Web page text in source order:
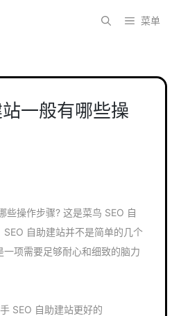
菜单
一般有哪些操
些操作步骤? 这是菜鸟 SEO 自
SEO 自助建站并不是简单的几个
项需要足够耐心和细致的脑力
SEO 自助建站更好的